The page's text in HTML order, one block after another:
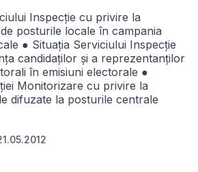
Inspecție cu privire la
posturile locale în campania
● Situația Serviciului Inspecție
candidaților și a reprezentanților
în emisiuni electorale ●
Monitorizare cu privire la
difuzate la posturile centrale